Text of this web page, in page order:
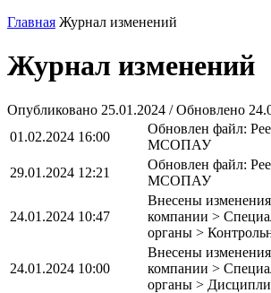
Главная Журнал изменений
Журнал изменений
Опубликовано 25.01.2024 / Обновлено
01.02.2024 16:00
Обновлен файл:
МСОПАУ
29.01.2024 12:21
Обновлен файл:
МСОПАУ
24.01.2024 10:47
Внесены
компании >
органы >
24.01.2024 10:00
Внесены
компании >
органы >